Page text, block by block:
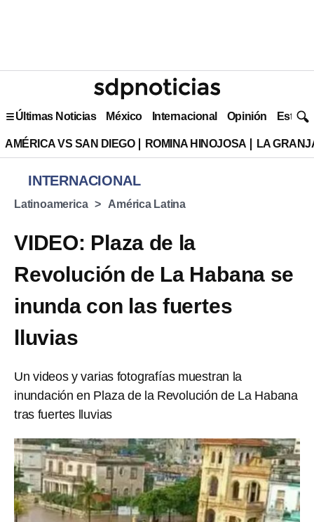
Últimas Noticias México Internacional Opinión Estilo
AMÉRICA VS SAN DIEGO ROMINA HINOJOSA LA
INTERNACIONAL
Latinoamerica América Latina
VIDEO: Plaza de la
Revolución de La Habana se
inunda con las fuertes
lluvias
Un videos y varias fotografías muestran la
inundación en Plaza de la Revolución de La Habana
tras fuertes lluvias